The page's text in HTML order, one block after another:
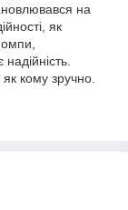
на
як
кому зручно.